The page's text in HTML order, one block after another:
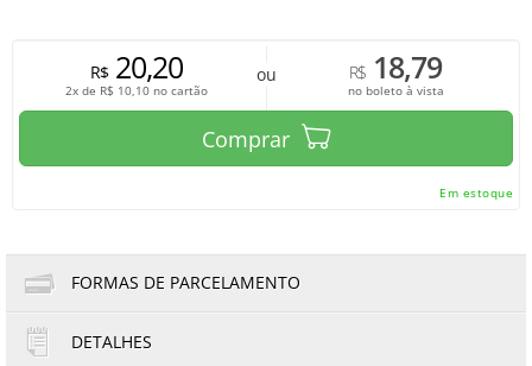
R$20,20
2x de R$ 10,10 no cartão
ou R$18,79
no boleto à vista
Comprar
Em estoque
FORMAS DE PARCELAMENTO
1x de R$20,20
DETALHES